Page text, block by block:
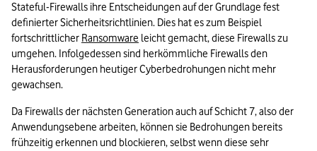
Stateful-Firewalls ihre Entscheidungen auf der Grundlage fest
definierter Sicherheitsrichtlinien. Dies hat es zum Beispiel
fortschrittlicher Ransomware leicht gemacht, diese Firewalls zu
umgehen. Infolgedessen sind herkömmliche Firewalls den
Herausforderungen heutiger Cyberbedrohungen nicht mehr
gewachsen.
Da Firewalls der nächsten Generation auch auf Schicht 7, also der
Anwendungsebene arbeiten, können sie Bedrohungen bereits
frühzeitig erkennen und blockieren, selbst wenn diese sehr